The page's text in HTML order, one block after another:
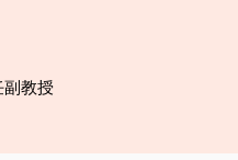
副教授